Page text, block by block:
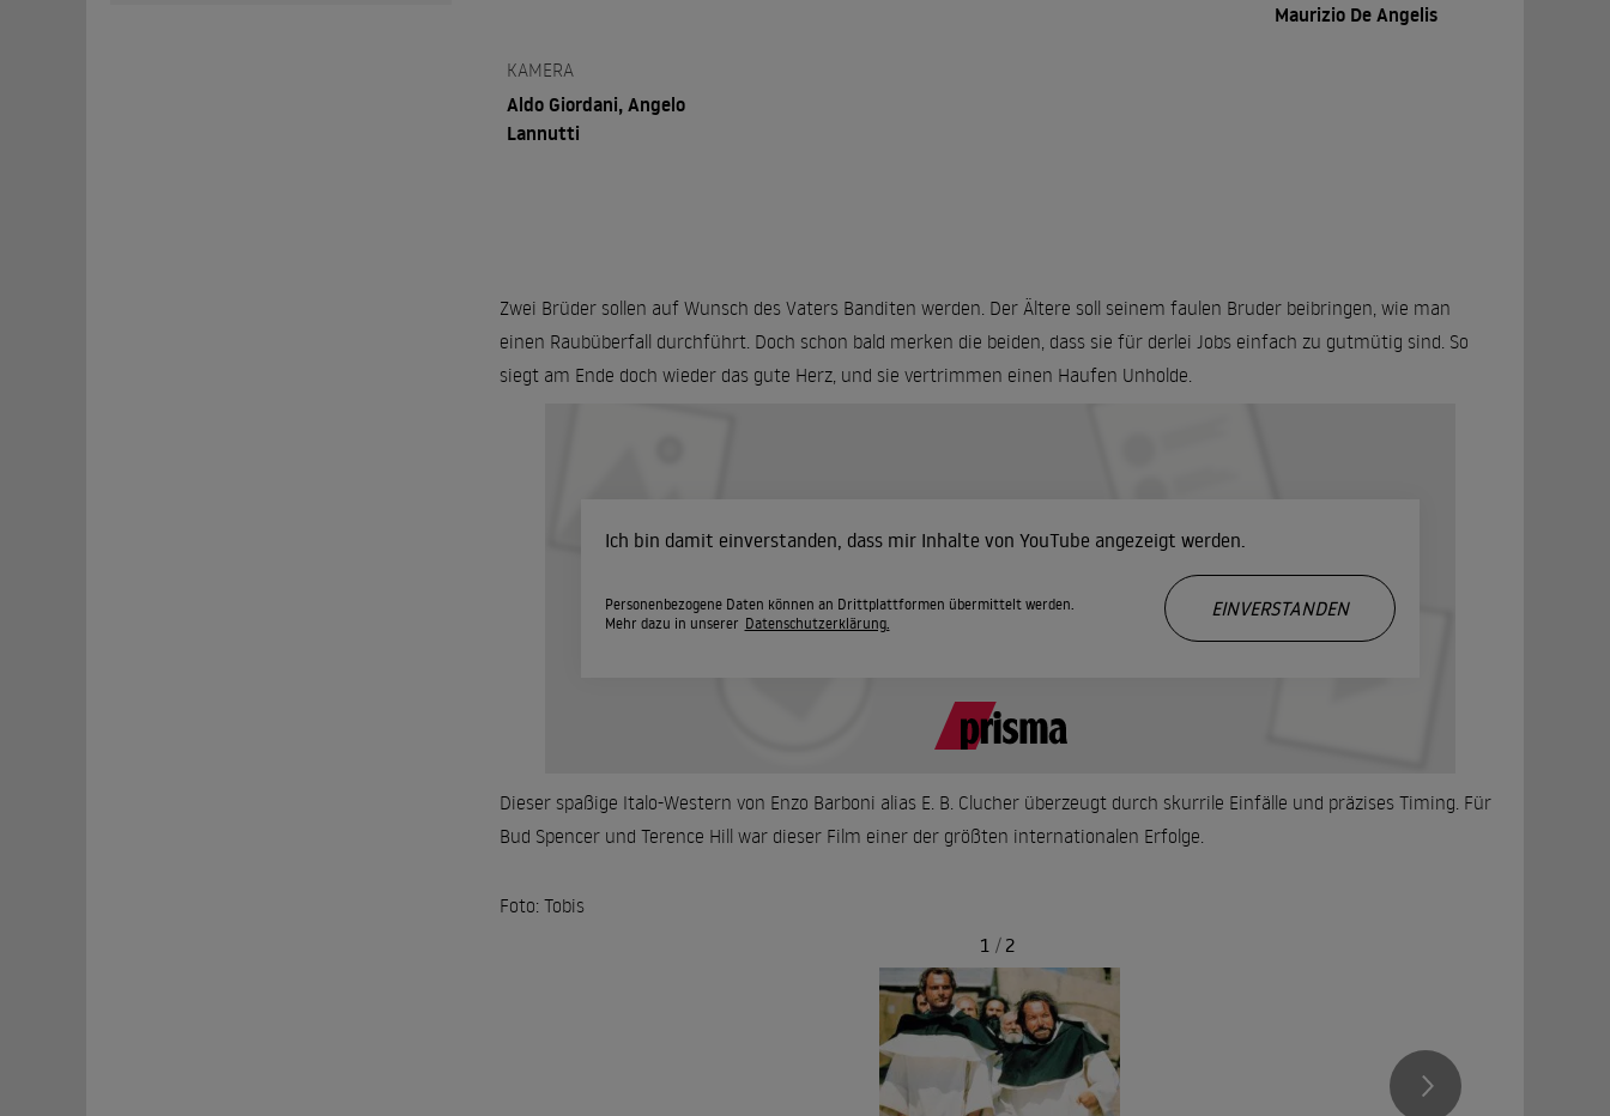
Maurizio De Angelis
KAMERA
Aldo Giordani, Angelo
Lannutti
Zwei Brüder sollen auf Wunsch des Vaters Banditen werden. Der Ältere soll seinem faulen Bruder beibringen, wie man
einen Raubüberfall durchführt. Doch schon bald merken die beiden, dass sie für derlei Jobs einfach zu gutmütig sind. So
siegt am Ende doch wieder das gute Herz, und sie vertrimmen einen Haufen Unholde.
Ich bin damit einverstanden, dass mir Inhalte von YouTube angezeigt werden.
Personenbezogene Daten können an Drittplattformen übermittelt werden.
Mehr dazu in unserer Datenschutzerklärung.
EINVERSTANDEN
Dieser spaßige Italo-Western von Enzo Barboni alias E. B. Clucher überzeugt durch skurrile Einfälle und präzises Timing. Für
Bud Spencer und Terence Hill war dieser Film einer der größten internationalen Erfolge.
Foto: Tobis
1 / 2